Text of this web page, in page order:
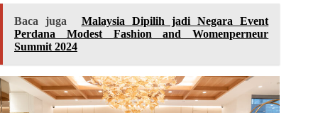
Baca juga
Malaysia Dipilih jadi Negara Event
Perdana Modest Fashion and Womenperneur
Summit 2024